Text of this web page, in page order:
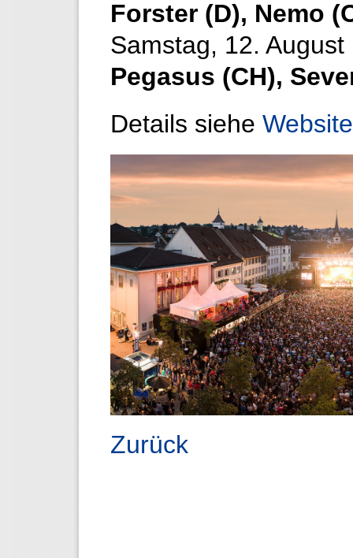
Forster (D), Nemo
Samstag, 12. August
Pegasus (CH),
Details siehe
Zurück